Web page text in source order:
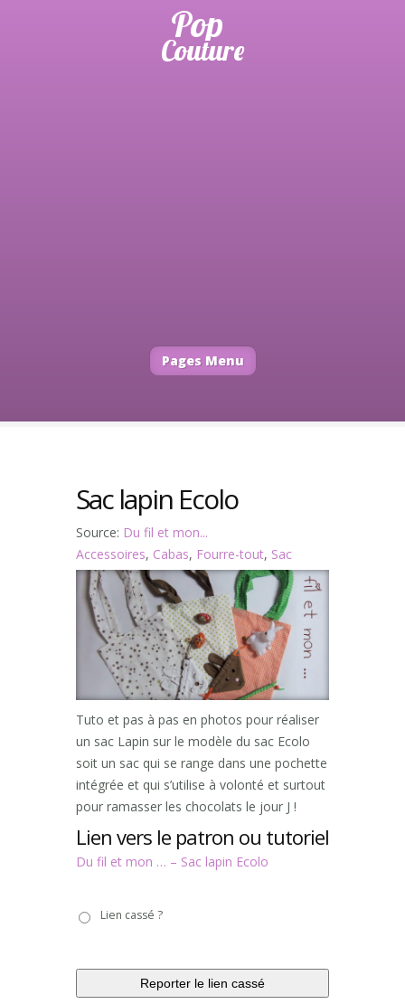
Pages Menu
Sac lapin Ecolo
Source: Du fil et mon...
Accessoires, Cabas, Fourre-tout, Sac
Tuto et pas à pas en photos pour réaliser
un sac Lapin sur le modèle du sac Ecolo
soit un sac qui se range dans une pochette
intégrée et qui s’utilise à volonté et surtout
pour ramasser les chocolats le jour J !
Lien vers le patron ou tutoriel
Du fil et mon … – Sac lapin Ecolo
casséLien cassé ?